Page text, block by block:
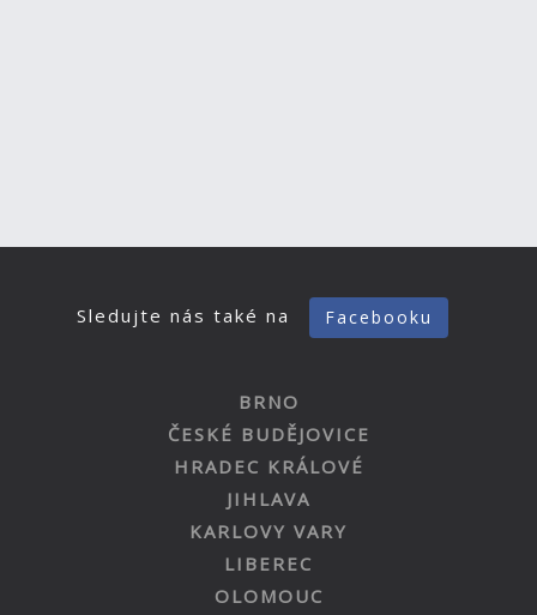
Sledujte nás také na Facebooku
BRNO
ČESKÉ BUDĚJOVICE
HRADEC KRÁLOVÉ
JIHLAVA
KARLOVY VARY
LIBEREC
OLOMOUC